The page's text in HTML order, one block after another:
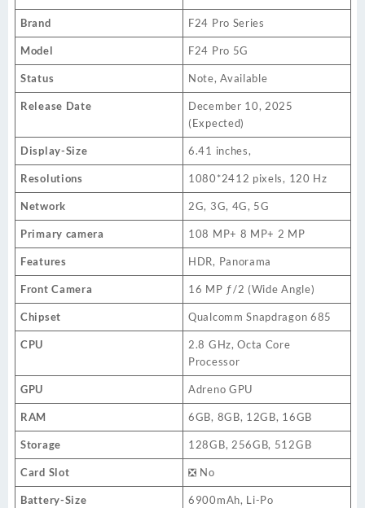
Brand F24 Pro Series
Model F24 Pro 5G
Status Note, Available
Release Date
December 10, 2025
(Expected)
Display-Size 6.41 inches,
Resolutions 1080*2412 pixels, 120 Hz
Network 2G, 3G, 4G, 5G
Primary camera 108 MP+ 8 MP+ 2 MP
Features HDR, Panorama
Front Camera 16 MP ƒ/2 (Wide Angle)
Chipset Qualcomm Snapdragon 685
CPU
2.8 GHz, Octa Core
Processor
GPU Adreno GPU
RAM 6GB, 8GB, 12GB, 16GB
Storage 128GB, 256GB, 512GB
Card Slot ❎ No
Battery-Size 6900mAh, Li-Po